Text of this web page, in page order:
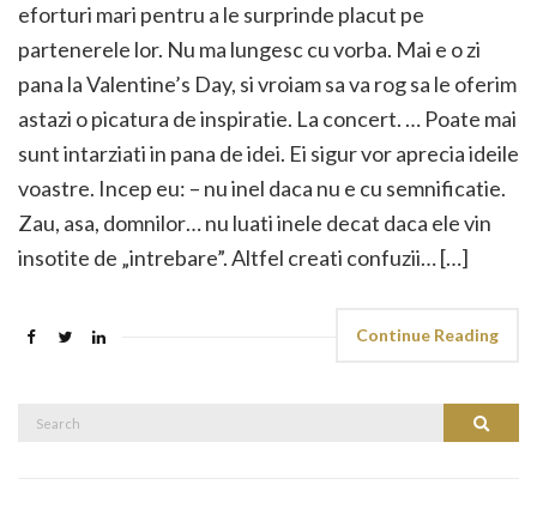
eforturi mari pentru a le surprinde placut pe
partenerele lor. Nu ma lungesc cu vorba. Mai e o zi
pana la Valentine’s Day, si vroiam sa va rog sa le oferim
astazi o picatura de inspiratie. La concert. … Poate mai
sunt intarziati in pana de idei. Ei sigur vor aprecia ideile
voastre. Incep eu: – nu inel daca nu e cu semnificatie.
Zau, asa, domnilor… nu luati inele decat daca ele vin
insotite de „intrebare”. Altfel creati confuzii… […]
Continue Reading
Search